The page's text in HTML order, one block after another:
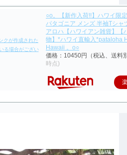
○o。【新作入荷!!】ハワイ限
パタゴニア メンズ 半袖Tシャ
アロハ【ハワイアン雑貨】【
物】*ハワイ直輸入*pataloha
Hawaii 。o○
価格：10450円（税込、送料
時点)